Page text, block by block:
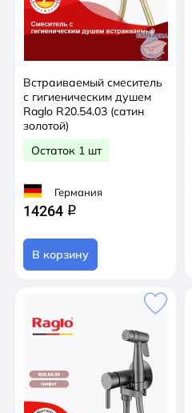
Встраиваемый смеситель
с гигиеническим душем
Raglo R20.54.03 (сатин
золотой)
Остаток 1 шт
Германия
14264 q
В корзину